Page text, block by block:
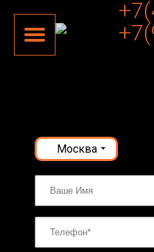
Москва